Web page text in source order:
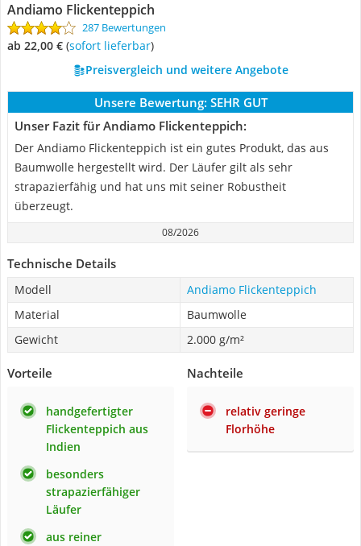
Andiamo Flickenteppich
287 Bewertungen
ab 22,00 € ( Sofort lieferbar)
Preisvergleich und weitere Angebote
Unsere Bewertung: SEHR GUT
Unser Fazit für Andiamo Flickenteppich:
Der Andiamo Flickenteppich ist ein gutes Produkt, das aus
Baumwolle hergestellt wird. Der Läufer gilt als sehr
strapazierfähig und hat uns mit seiner Robustheit
überzeugt.
08/2026
Technische Details
Modell
Andiamo Flickenteppich
Material
Baumwolle
Gewicht
2.000 g/m²
Vorteile
handgefertigter
Flickenteppich aus
Indien
besonders
strapazierfähiger
Läufer
aus reiner
Nachteile
relativ geringe
Florhöhe